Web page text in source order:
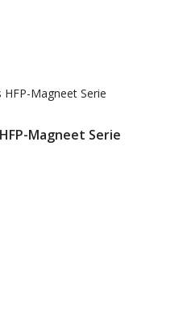
Magneet Serie